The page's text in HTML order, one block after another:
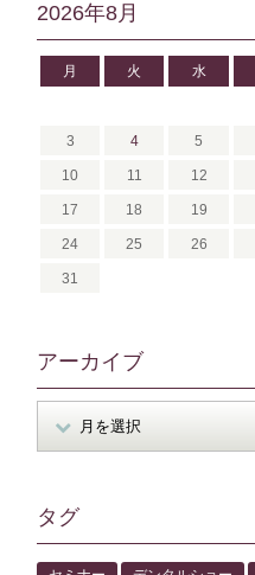
2026年8月
月 火 水
3 4 5
10 11 12
17 18 19
24 25 26
31
アーカイブ
タグ